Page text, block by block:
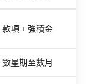
款項 + 強積金
數星期至數月